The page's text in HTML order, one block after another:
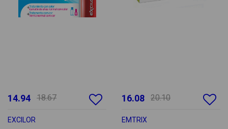
14.94 18.67
EXCILOR
16.08 20.10
EMTRIX